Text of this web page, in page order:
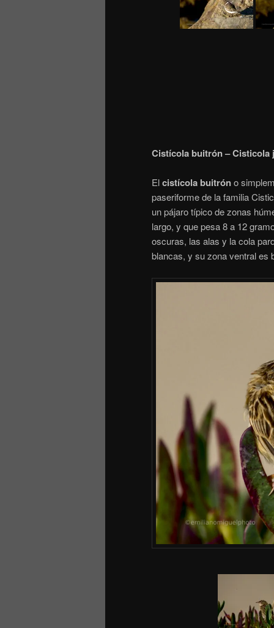
Cistícola buitrón – Cisticola
Elcistícola buitróno
paseriforme de la familia
un pájaro típico de zonas
largo, y que pesa 8 a 12
oscuras, las alas y la cola
blancas, y su zona ventral es